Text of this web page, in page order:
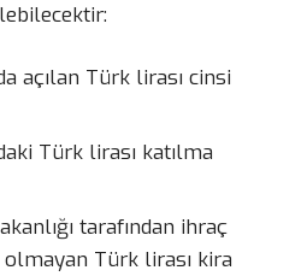
açılan Türk lirası cinsi
Türk lirası katılma
tarafından ihraç
olmayan Türk lirası kira